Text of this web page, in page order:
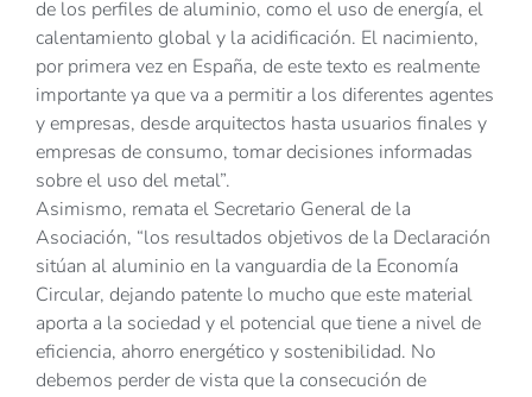
de los perfiles de aluminio, como el uso de energía, el
calentamiento global y la acidificación. El nacimiento,
por primera vez en España, de este texto es realmente
importante ya que va a permitir a los diferentes agentes
y empresas, desde arquitectos hasta usuarios finales y
empresas de consumo, tomar decisiones informadas
sobre el uso del metal”.
Asimismo, remata el Secretario General de la
Asociación, “los resultados objetivos de la Declaración
sitúan al aluminio en la vanguardia de la Economía
Circular, dejando patente lo mucho que este material
aporta a la sociedad y el potencial que tiene a nivel de
eficiencia, ahorro energético y sostenibilidad. No
debemos perder de vista que la consecución de